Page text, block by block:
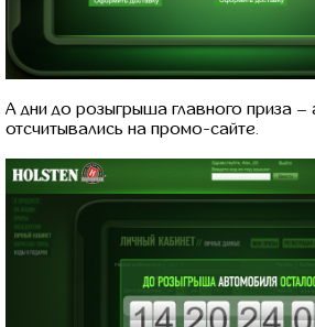
А дни до розыгрыша главного приза –
отсчитывались на промо-сайте.